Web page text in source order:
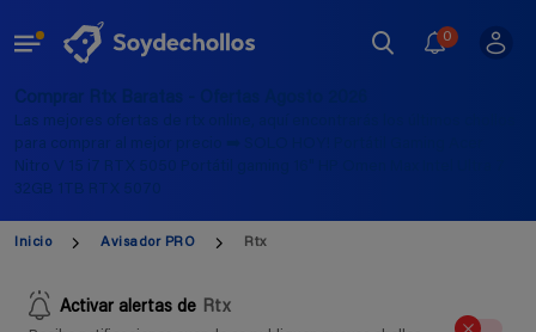
0
Comprar Rtx Baratas - Ofertas Agosto 2026
Las mejores ofertas de rtx online, aquí encontrarás los últimos chollos
para comprar al mejor precio ➡️ SOLO HOY! Portátil Gaming Acer
Nitro V 15 i7 RTX 5050 Portátil gaming 16" HP Omen Max Intel Ultra 7
32GB 1TB RTX 5070
Inicio Avisador PRO Rtx
Activar alertas de Rtx